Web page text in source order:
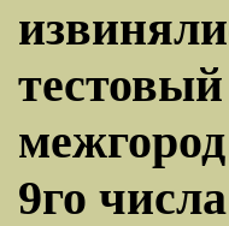
9го